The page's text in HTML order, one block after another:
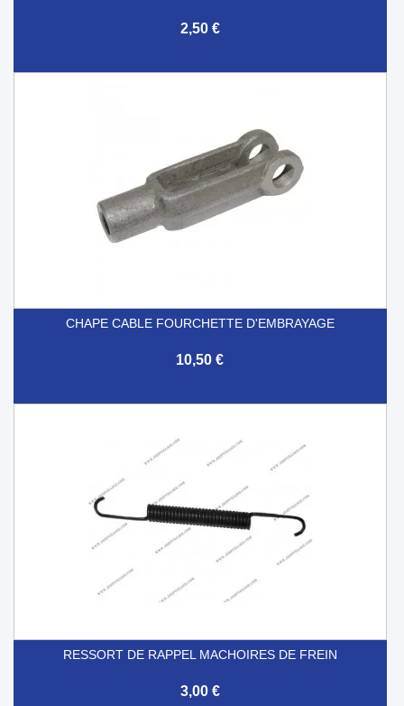
2,50 €
CHAPE CABLE FOURCHETTE D'EMBRAYAGE
10,50 €
RESSORT DE RAPPEL MACHOIRES DE FREIN
3,00 €